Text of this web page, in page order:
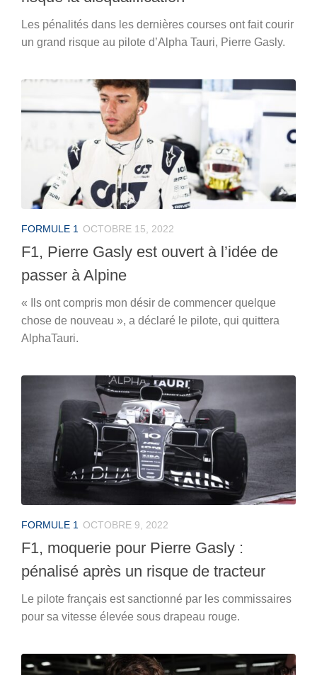
Les pénalités dans les dernières courses ont fait courir
un grand risque au pilote d’Alpha Tauri, Pierre Gasly.
FORMULE 1 OCTOBRE 15, 2022
F1, Pierre Gasly est ouvert à l’idée de
passer à Alpine
« Ils ont compris mon désir de commencer quelque
chose de nouveau », a déclaré le pilote, qui quittera
AlphaTauri.
FORMULE 1 OCTOBRE 9, 2022
F1, moquerie pour Pierre Gasly :
pénalisé après un risque de tracteur
Le pilote français est sanctionné par les commissaires
pour sa vitesse élevée sous drapeau rouge.